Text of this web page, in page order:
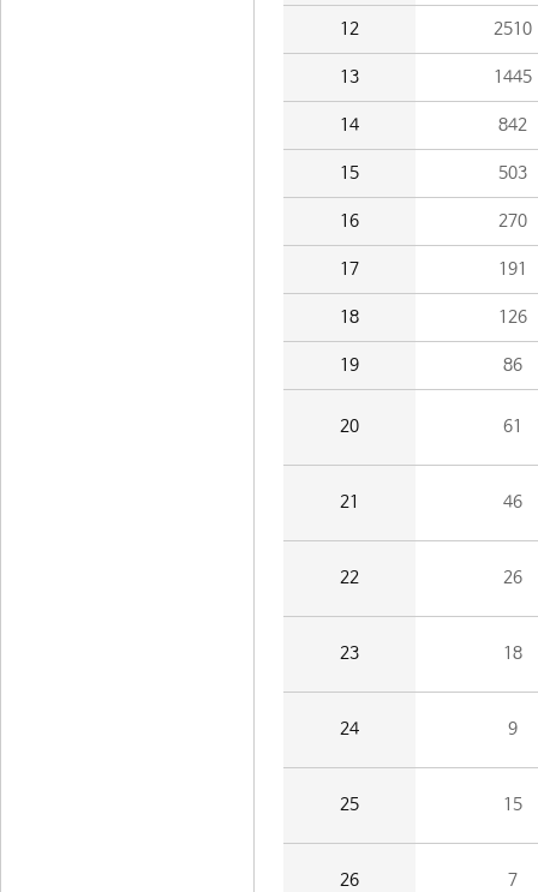
12 2510
13 1445
14 842
15 503
16 270
17 191
18 126
19 86
20 61
21 46
22 26
23 18
24 9
25 15
26 7